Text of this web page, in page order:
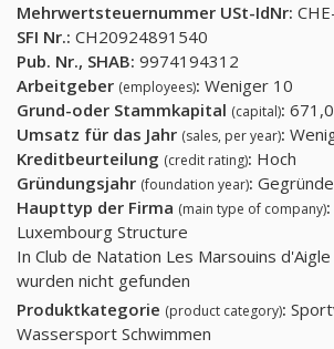
Mehrwertsteuernummer USt-IdNr:
SFI Nr.: CH20924891540
Pub. Nr., SHAB: 9974194312
Arbeitgeber (employees): Weniger 10
Grund-oder Stammkapital (capital):
Umsatz für das Jahr (sales, per year):
Kreditbeurteilung (credit rating): Hoch
Gründungsjahr (foundation year):
Haupttyp der Firma (main type of company):
Luxembourg Structure
In Club de Natation Les Marsouins
wurden nicht gefunden
Produktkategorie (product category):
Wassersport Schwimmen